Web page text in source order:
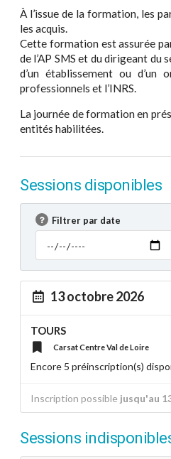
À l’issue de la formation, les
les acquis.
Cette formation est assurée
de l’AP SMS et du dirigeant
d’un établissement ou d’un
professionnels et l’INRS.
La journée de formation en
entités habilitées.
Sessions disponibles
Filtrer par date
13 octobre 2026
TOURS
Carsat Centre Val de Loire
Encore 5 préinscription(s)
Inscription possible jusqu'au
Sessions